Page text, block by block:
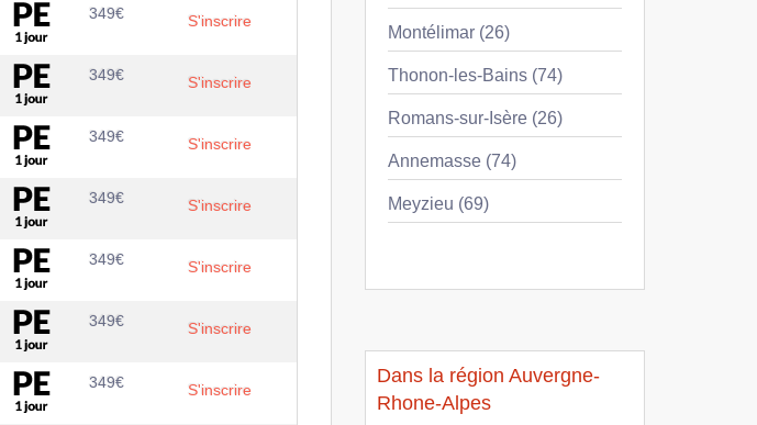
349€ S'inscrire
349€ S'inscrire
349€ S'inscrire
349€ S'inscrire
349€ S'inscrire
349€ S'inscrire
349€ S'inscrire
Montélimar (26)
Thonon-les-Bains (74)
Romans-sur-Isère (26)
Annemasse (74)
Meyzieu (69)
Dans la région Auvergne-
Rhone-Alpes